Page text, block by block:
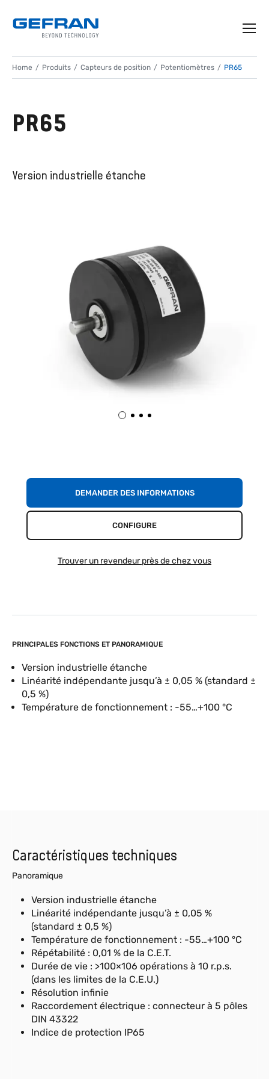
Home Produits Capteurs de position Potentiomètres PR65
PR65
Version industrielle étanche
PRINCIPALES FONCTIONS ET PANORAMIQUE
Version industrielle étanche
Linéarité indépendante jusqu’à ± 0,05 % (standard ±
0,5 %)
Température de fonctionnement : -55…+100 °C
DEMANDER DES INFORMATIONS
CONFIGURE
Trouver un revendeur près de chez vous
Caractéristiques techniques
Panoramique
Version industrielle étanche
Linéarité indépendante jusqu’à ± 0,05 %
(standard ± 0,5 %)
Température de fonctionnement : -55…+100 °C
Répétabilité : 0,01 % de la C.E.T.
Durée de vie : >100×106 opérations à 10 r.p.s.
(dans les limites de la C.E.U.)
Résolution infinie
Raccordement électrique : connecteur à 5 pôles
DIN 43322
Indice de protection IP65